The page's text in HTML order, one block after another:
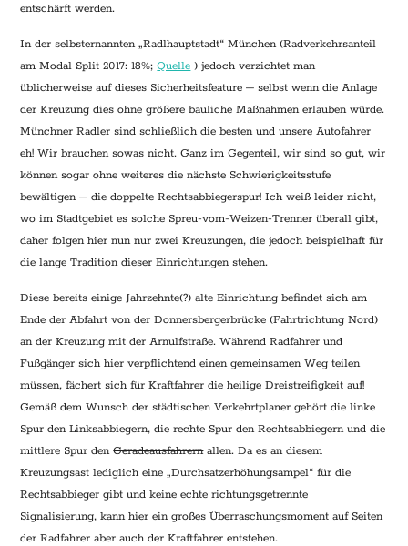
entschärft werden.
In der selbsternannten „Radlhauptstadt“ München (Radverkehrsanteil
am Modal Split 2017: 18%;Quelle ) jedoch verzichtet man
üblicherweise auf dieses Sicherheitsfeature – selbst wenn die Anlage
der Kreuzung dies ohne größere bauliche Maßnahmen erlauben würde.
Münchner Radler sind schließlich die besten und unsere Autofahrer
eh! Wir brauchen sowas nicht. Ganz im Gegenteil, wir sind so gut, wir
können sogar ohne weiteres die nächste Schwierigkeitsstufe
bewältigen – die doppelte Rechtsabbiegerspur! Ich weiß leider nicht,
wo im Stadtgebiet es solche Spreu-vom-Weizen-Trenner überall gibt,
daher folgen hier nun nur zwei Kreuzungen, die jedoch beispielhaft für
die lange Tradition dieser Einrichtungen stehen.
Diese bereits einige Jahrzehnte(?) alte Einrichtung befindet sich am
Ende der Abfahrt von der Donnersbergerbrücke (Fahrtrichtung Nord)
an der Kreuzung mit der Arnulfstraße. Während Radfahrer und
Fußgänger sich hier verpflichtend einen gemeinsamen Weg teilen
müssen, fächert sich für Kraftfahrer die heilige Dreistreifigkeit auf!
Gemäß dem Wunsch der städtischen Verkehrtplaner gehört die linke
Spur den Linksabbiegern, die rechte Spur den Rechtsabbiegern und die
mittlere Spur denGeradeausfahrernallen. Da es an diesem
Kreuzungsast lediglich eine „Durchsatzerhöhungsampel“ für die
Rechtsabbieger gibt und keine echte richtungsgetrennte
Signalisierung, kann hier ein großes Überraschungsmoment auf Seiten
der Radfahrer aber auch der Kraftfahrer entstehen.